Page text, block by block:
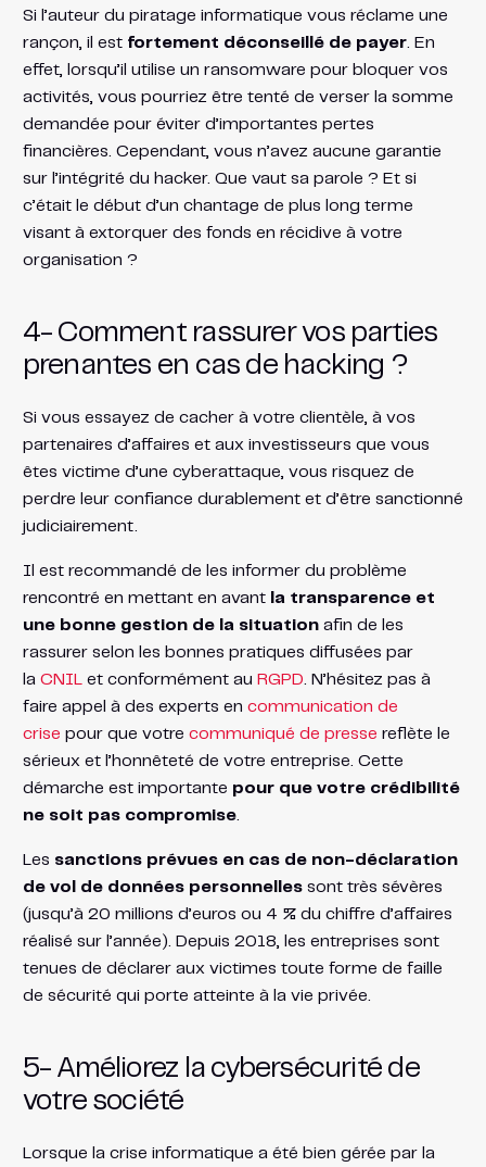
Si l’auteur du piratage informatique vous réclame une
rançon, il est fortement déconseillé de payer. En
effet, lorsqu’il utilise un ransomware pour bloquer vos
activités, vous pourriez être tenté de verser la somme
demandée pour éviter d’importantes pertes
financières. Cependant, vous n’avez aucune garantie
sur l’intégrité du hacker. Que vaut sa parole ? Et si
c’était le début d’un chantage de plus long terme
visant à extorquer des fonds en récidive à votre
organisation ?
4- Comment rassurer vos parties
prenantes en cas de hacking ?
Si vous essayez de cacher à votre clientèle, à vos
partenaires d’affaires et aux investisseurs que vous
êtes victime d’une cyberattaque, vous risquez de
perdre leur confiance durablement et d’être sanctionné
judiciairement.
Il est recommandé de les informer du problème
rencontré en mettant en avant la transparence et
une bonne gestion de la situationafin de les
rassurer selon les bonnes pratiques diffusées par
la CNIL et conformément au RGPD . N’hésitez pas à
faire appel à des experts en communication de
crise pour que votre communiqué de presse reflète le
sérieux et l’honnêteté de votre entreprise. Cette
démarche est importante pour que votre crédibilité
ne soit pas compromise.
Les sanctions prévues en cas de non-déclaration
de vol de données personnellessont très sévères
(jusqu’à 20 millions d’euros ou 4 % du chiffre d’affaires
réalisé sur l’année). Depuis 2018, les entreprises sont
tenues de déclarer aux victimes toute forme de faille
de sécurité qui porte atteinte à la vie privée.
5- Améliorez la cybersécurité de
votre société
Lorsque la crise informatique a été bien gérée par la